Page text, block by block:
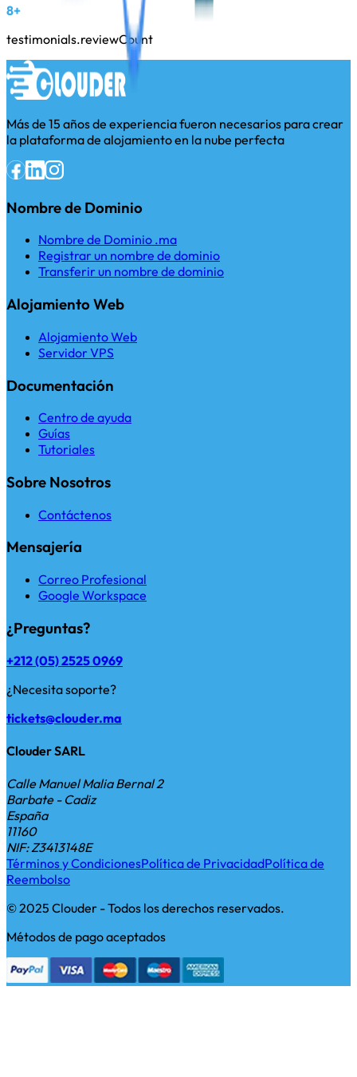
8+
testimonials.reviewCount
Más de 15 años de experiencia fueron necesarios para crear
la plataforma de alojamiento en la nube perfecta
Nombre de Dominio
Nombre de Dominio .ma
Registrar un nombre de dominio
Transferir un nombre de dominio
Alojamiento Web
Alojamiento Web
Servidor VPS
Documentación
Centro de ayuda
Guías
Tutoriales
Sobre Nosotros
Contáctenos
Mensajería
Correo Profesional
Google Workspace
¿Preguntas?
+212 (05) 2525 0969
¿Necesita soporte?
tickets@clouder.ma
Clouder SARL
Calle Manuel Malia Bernal 2
Barbate - Cadiz
España
11160
NIF: Z3413148E
Términos y CondicionesPolítica de PrivacidadPolítica de
Reembolso
© 2025 Clouder - Todos los derechos reservados.
Métodos de pago aceptados